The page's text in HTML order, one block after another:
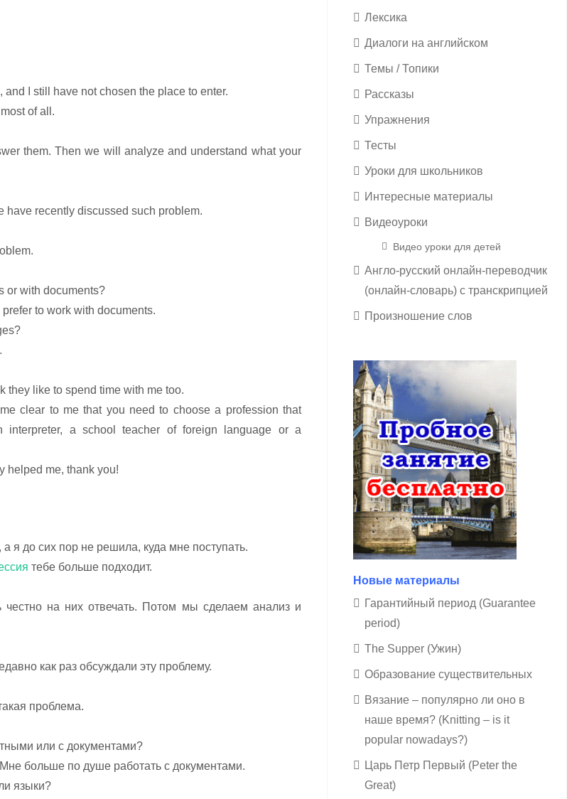
I still have not chosen the place to enter.
of all.
them. Then we will analyze and understand what your
have recently discussed such problem.
or with documents?
to work with documents.
they like to spend time with me too.
clear to me that you need to choose a profession that
interpreter, a school teacher of foreign language or a
helped me, thank you!
я до сих пор не решила, куда мне поступать.
тебе больше подходит.
на них отвечать. Потом мы сделаем анализ и
как раз обсуждали эту проблему.
проблема.
или с документами?
больше по душе работать с документами.
языки?
Лексика
Диалоги на английском
Темы / Топики
Рассказы
Упражнения
Тесты
Уроки для школьников
Интересные материалы
Видеоуроки
Видео уроки для детей
Англо-русский онлайн-переводчик
(онлайн-словарь) с транскрипцией
Произношение слов
Новые материалы
Гарантийный период (Guarantee
period)
The Supper (Ужин)
Образование существительных
Вязание – популярно ли оно в
наше время? (Knitting – is it
popular nowadays?)
Царь Петр Первый (Peter the
Great)